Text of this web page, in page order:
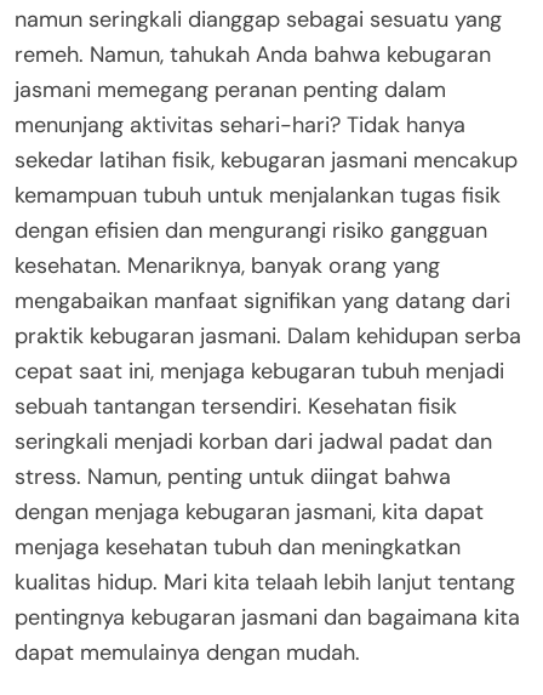
namun seringkali dianggap sebagai sesuatu yang
remeh. Namun, tahukah Anda bahwa kebugaran
jasmani memegang peranan penting dalam
menunjang aktivitas sehari-hari? Tidak hanya
sekedar latihan fisik, kebugaran jasmani mencakup
kemampuan tubuh untuk menjalankan tugas fisik
dengan efisien dan mengurangi risiko gangguan
kesehatan. Menariknya, banyak orang yang
mengabaikan manfaat signifikan yang datang dari
praktik kebugaran jasmani. Dalam kehidupan serba
cepat saat ini, menjaga kebugaran tubuh menjadi
sebuah tantangan tersendiri. Kesehatan fisik
seringkali menjadi korban dari jadwal padat dan
stress. Namun, penting untuk diingat bahwa
dengan menjaga kebugaran jasmani, kita dapat
menjaga kesehatan tubuh dan meningkatkan
kualitas hidup. Mari kita telaah lebih lanjut tentang
pentingnya kebugaran jasmani dan bagaimana kita
dapat memulainya dengan mudah.